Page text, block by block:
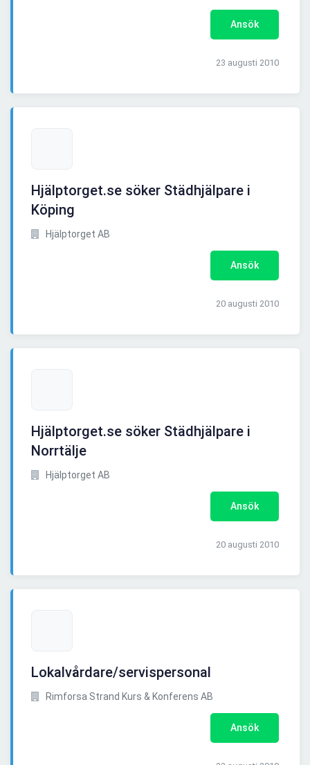
Ansök
23 augusti 2010
Hjälptorget.se söker Städhjälpare i
Köping
Hjälptorget AB
Ansök
20 augusti 2010
Hjälptorget.se söker Städhjälpare i
Norrtälje
Hjälptorget AB
Ansök
20 augusti 2010
Lokalvårdare/servispersonal
Rimforsa Strand Kurs & Konferens AB
Ansök